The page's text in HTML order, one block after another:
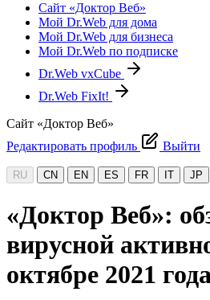
Сайт «Доктор Веб»
Мой Dr.Web для дома
Мой Dr.Web для бизнеса
Мой Dr.Web по подписке
Dr.Web vxCube
Dr.Web FixIt!
Сайт «Доктор Веб»
Редактировать профиль
Выйти
RU CN EN ES FR IT JP
«Доктор Веб»:
вирусной
октябре 2021